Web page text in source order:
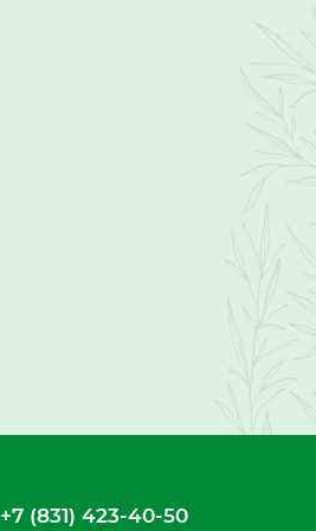
+7 (831) 423-40-50